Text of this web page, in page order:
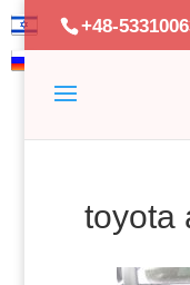
+48-
toyota